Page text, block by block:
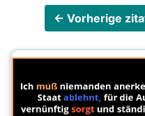
← Vorherige